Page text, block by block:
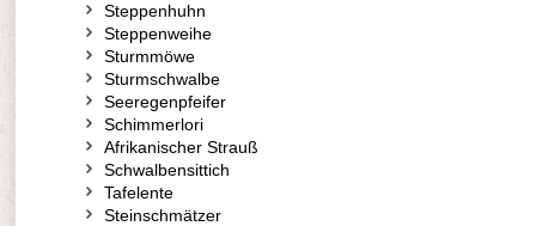
Steppenhuhn
Steppenweihe
Sturmmöwe
Sturmschwalbe
Seeregenpfeifer
Schimmerlori
Afrikanischer Strauß
Schwalbensittich
Tafelente
Steinschmätzer